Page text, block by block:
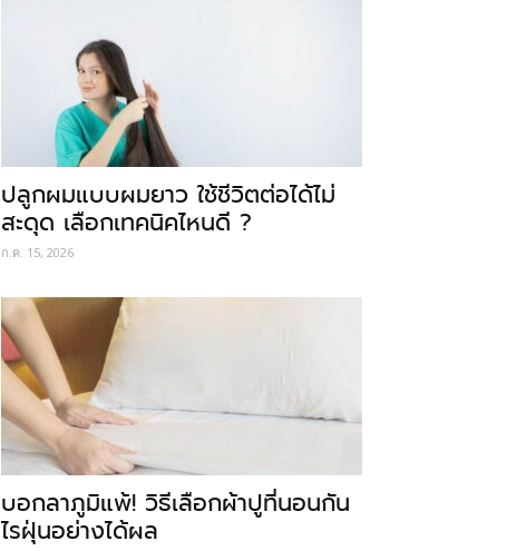
ปลูกผมแบบผมยาว ใช้ชีวิตต่อได้ไม่
สะดุด เลือกเทคนิคไหนดี ?
ก.ค. 15, 2026
บอกลาภูมิแพ้! วิธีเลือกผ้าปูที่นอนกัน
ไรฝุ่นอย่างได้ผล